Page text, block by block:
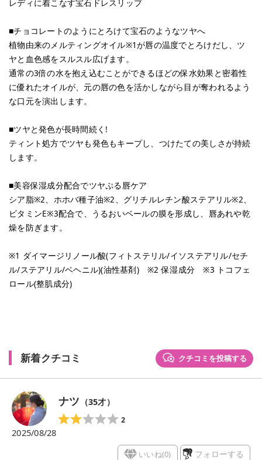
レディに着こなす宝石ドレスリップ
■チョコレートのようにとろけて宝石のようなツヤへ
植物由来のメルティングオイル※1が唇の温度でとろけだし、ツ
ヤと血色感をスルスル広げます。
通常の3倍の水を抱え込むことができるほどの保水効果と密着性
に優れたオイルが、元の唇の色を活かしながら目が奪われるよう
な口元を演出します。
■ツヤと発色が長時間続く!
ティント処方でツヤも発色もキープし、つけたての美しさが持続
します。
■美容保湿成分配合でツヤぷる唇ケア
シア脂※2、ホホバ種子油※2、グリチルレチン酸ステアリル※2、
ビタミンE※3配合で、うるおいベールの膜を形成し、唇あれや乾
燥を防ぎます。
※1 ダイマージリノール酸(フィトステリル/イソステアリル/セチ
ル/ステアリル/ベヘニル)(油性基剤) ※2 保湿成分 ※3 トコフェ
ロール(整肌成分)
新着クチコミ クチコミを投稿する
ナツ （35才）
2
2025/08/28
いいね(0) フォローする